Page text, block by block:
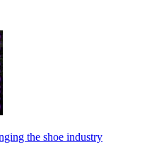
the shoe industry